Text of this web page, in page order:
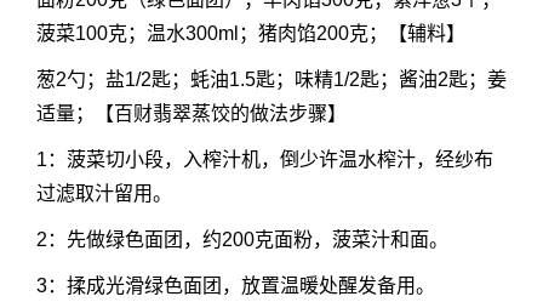
菠菜100克；温水300ml；猪肉馅200克；【辅料】
葱2勺；盐1/2匙；蚝油1.5匙；味精1/2匙；酱油2匙；姜
适量；【百财翡翠蒸饺的做法步骤】
1：菠菜切小段，入榨汁机，倒少许温水榨汁，经纱布
过滤取汁留用。
2：先做绿色面团，约200克面粉，菠菜汁和面。
3：揉成光滑绿色面团，放置温暖处醒发备用。